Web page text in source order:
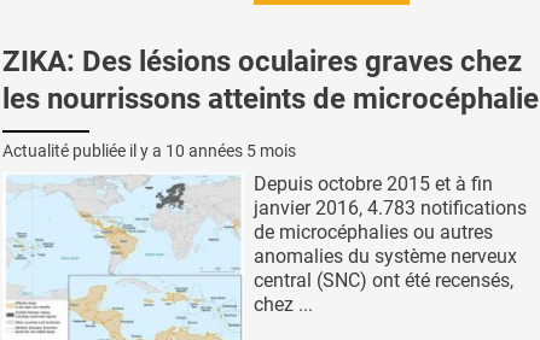
ZIKA: Des lésions oculaires graves chez
les nourrissons atteints de microcéphalie
Actualité publiée il y a 10 années 5 mois
Depuis octobre 2015 et à fin
janvier 2016, 4.783 notifications
de microcéphalies ou autres
anomalies du système nerveux
central (SNC) ont été recensés,
chez ...